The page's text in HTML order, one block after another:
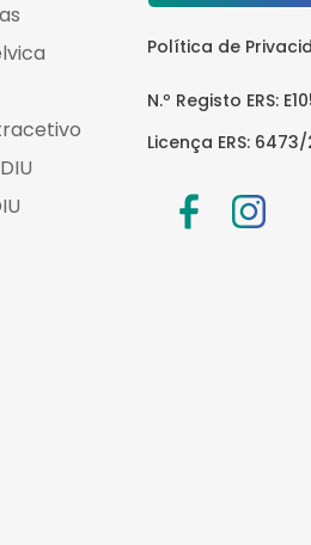
Política de
N.º Registo ERS:
Licença ERS: 6473/